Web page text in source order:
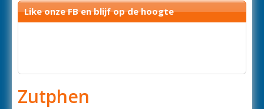
Like onze FB en blijf op de hoogte
Zutphen